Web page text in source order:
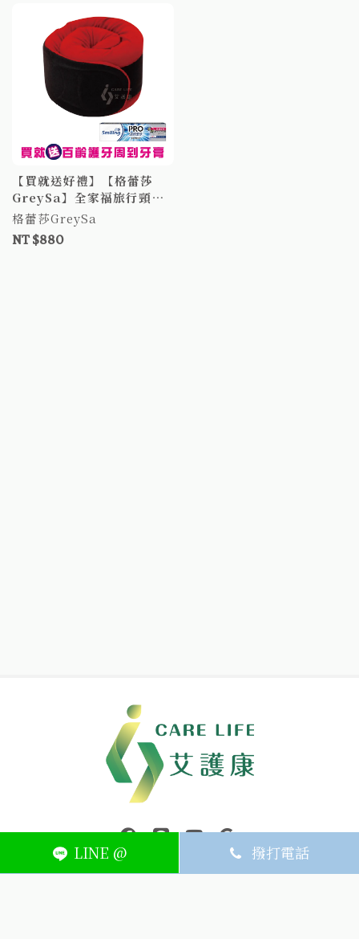
【買就送好禮】【格蕾莎
GreySa】全家福旅行頸枕
成人 兒童 頸枕 國內 出國旅
遊必備 台灣製造 備用布套
記憶泡綿 純棉
格蕾莎GreySa
NT $880
LINE @ 撥打電話
中壢醫療器材｜醫療器材補助｜出院醫療器材｜平鎮醫療器材｜艾
連結到facebook(另開視窗)
連結到Line(另開視窗)
連結到Youtube(另開視窗)
ABOUT